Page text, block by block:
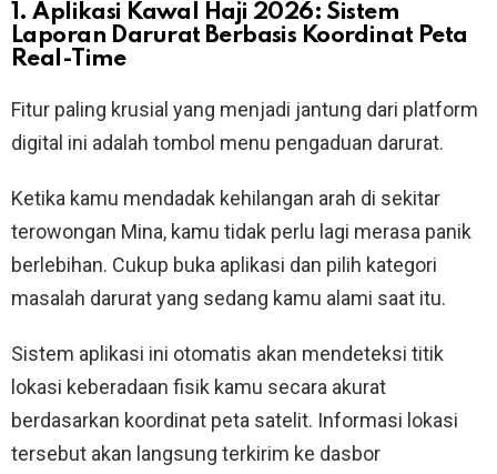
1. Aplikasi Kawal Haji 2026: Sistem
Laporan Darurat Berbasis Koordinat Peta
Real-Time
Fitur paling krusial yang menjadi jantung dari platform
digital ini adalah tombol menu pengaduan darurat.
Ketika kamu mendadak kehilangan arah di sekitar
terowongan Mina, kamu tidak perlu lagi merasa panik
berlebihan. Cukup buka aplikasi dan pilih kategori
masalah darurat yang sedang kamu alami saat itu.
Sistem aplikasi ini otomatis akan mendeteksi titik
lokasi keberadaan fisik kamu secara akurat
berdasarkan koordinat peta satelit. Informasi lokasi
tersebut akan langsung terkirim ke dasbor